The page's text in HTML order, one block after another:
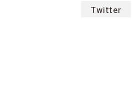
Twitter